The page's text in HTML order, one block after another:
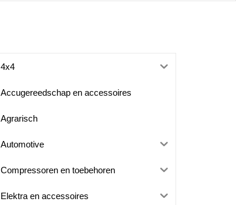
4x4
Accugereedschap en accessoires
Agrarisch
Automotive
Compressoren en toebehoren
Elektra en accessoires